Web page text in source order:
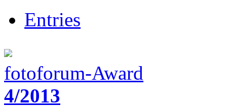
Entries
fotoforum-Award
4/2013